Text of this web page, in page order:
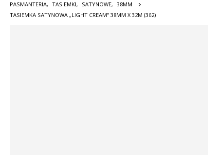
PASMANTERIA, TASIEMKI, SATYNOWE, 38MM
TASIEMKA SATYNOWA „LIGHT CREAM” 38MM X 32M (362)